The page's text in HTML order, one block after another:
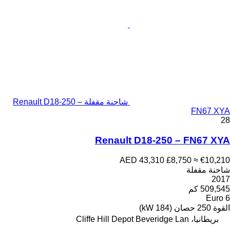
شاحنة مقفلة Renault D18-250 –
FN67 XYA
28
Renault D18-250 – FN67 XYA
AED 43,310 £8,750 ≈ €10,210
شاحنة مقفلة
2017
509,545 كم
Euro 6
القوة 250 حصان (184 kW)
بريطانيا، Cliffe Hill Depot Beveridge Lan